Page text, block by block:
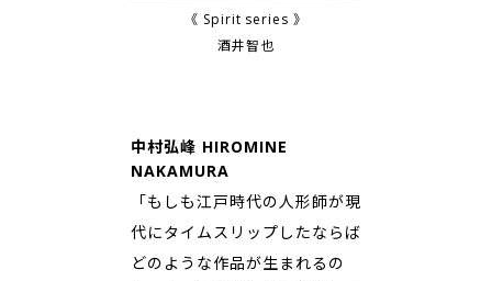
《 Spirit series 》
酒井智也
中村弘峰 HIROMINE
NAKAMURA
「もしも江戸時代の人形師が現
代にタイムスリップしたならば
どのような作品が生まれるの